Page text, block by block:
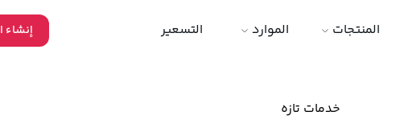
المنتجات الموارد التسعير إنشاء
خدمات تازه